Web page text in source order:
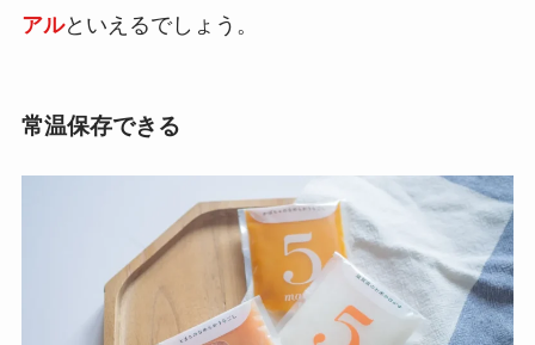
アルといえるでしょう。
常温保存できる